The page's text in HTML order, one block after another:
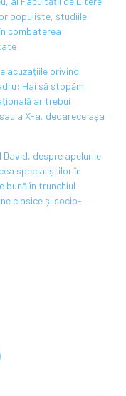
populiste, studiile
combaterea
acuzațiile privind
Hai să stopăm
ar trebui
a X-a, deoarece așa
despre apelurile
specialiștilor în
în trunchiul
clasice și socio-